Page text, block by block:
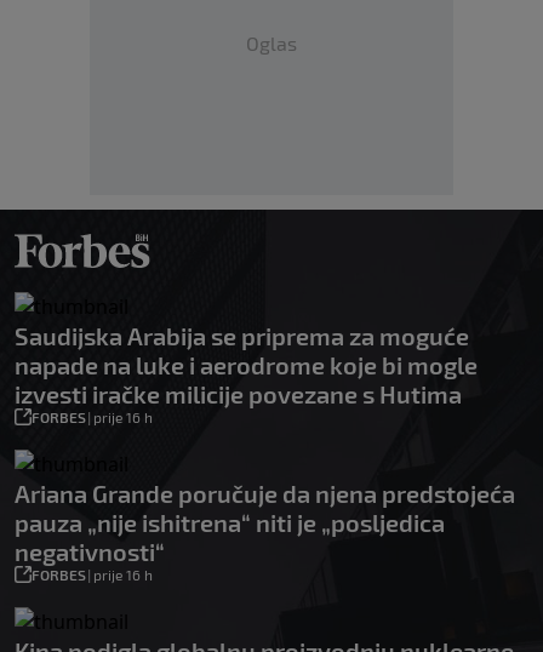
Oglas
Saudijska Arabija se priprema za moguće
napade na luke i aerodrome koje bi mogle
izvesti iračke milicije povezane s Hutima
FORBES| prije 16 h
Ariana Grande poručuje da njena predstojeća
pauza „nije ishitrena“ niti je „posljedica
negativnosti“
FORBES| prije 16 h